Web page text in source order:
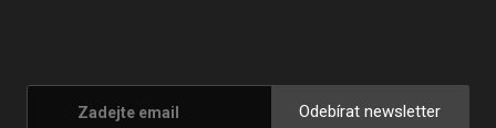
Odebírat newsletter